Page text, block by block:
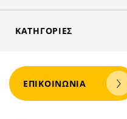
ΚΑΤΗΓΟΡΊΕΣ
ΕΠΙΚΟΙΝΩΝΊΑ